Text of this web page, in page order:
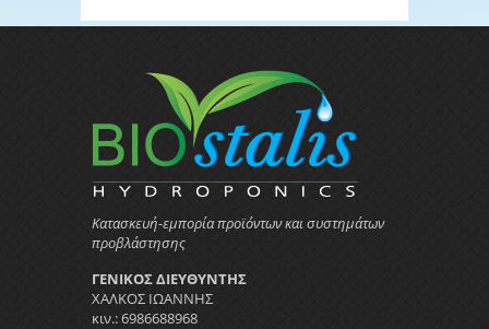
Κατασκευή-εμπορία προϊόντων και συστημάτων
προβλάστησης
ΓΕΝΙΚΟΣ ΔΙΕΥΘΥΝΤΗΣ
ΧΑΛΚΟΣ ΙΩΑΝΝΗΣ
κιν.: 6986688968